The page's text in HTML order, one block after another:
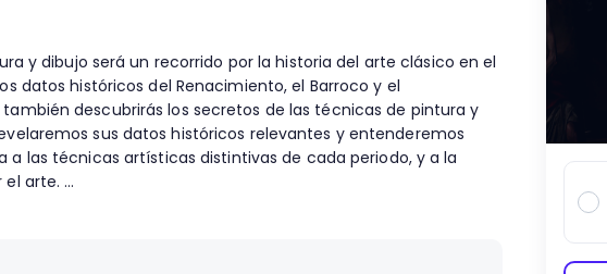
y dibujo será un recorrido por la historia del arte clásico en el
datos históricos del Renacimiento, el Barroco y el
descubrirás los secretos de las técnicas de pintura y
sus datos históricos relevantes y entenderemos
a las técnicas artísticas distintivas de cada periodo, y a la
el arte.
el Barroco y el Academicismo, y en cada uno de ellos veremos